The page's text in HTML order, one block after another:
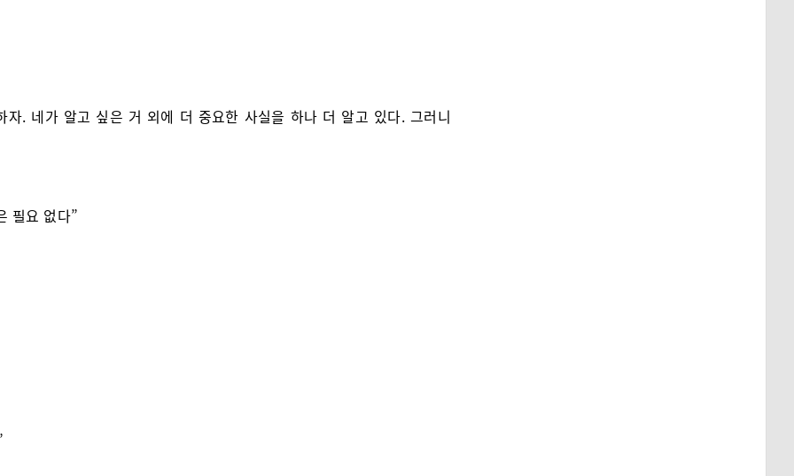
자. 네가 알고 싶은 거 외에 더 중요한 사실을 하나 더 알고 있다. 그러니
필요 없다”